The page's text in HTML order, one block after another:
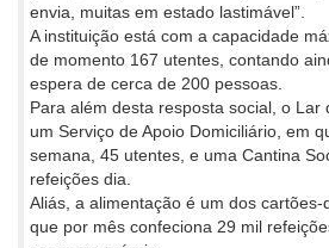
envia, muitas em estado lastimável”.
A instituição está com a capacidade
de momento 167 utentes, contando
espera de cerca de 200 pessoas.
Para além desta resposta social, o Lar
um Serviço de Apoio Domiciliário, em
semana, 45 utentes, e uma Cantina
refeições dia.
Aliás, a alimentação é um dos cartões-
que por mês confeciona 29 mil